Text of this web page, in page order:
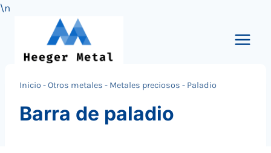
\n
Contenido
Inicio-Otros metales - Metales preciosos - Paladio
Barra de paladio